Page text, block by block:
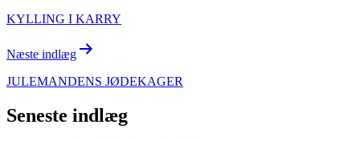
KYLLING I KARRY
Næste indlæg
JULEMANDENS JØDEKAGER
Seneste indlæg